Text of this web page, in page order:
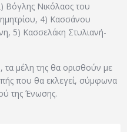
Βόγλης Νικόλαος του
4) Κασσάνου
5) Κασσελάκη Στυλιανή-
τα μέλη της θα ορισθούν με
που θα εκλεγεί, σύμφωνα
της Ένωσης.